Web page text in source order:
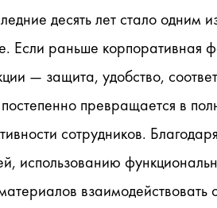
десять лет стало одним
Если раньше корпоративная
— защита, удобство,
превращается в
сотрудников. Благодаря
использованию
взаимодействовать с